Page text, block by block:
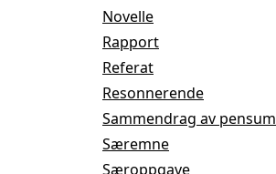
Novelle
Rapport
Referat
Resonnerende
Sammendrag av pensum
Særemne
Særoppgave